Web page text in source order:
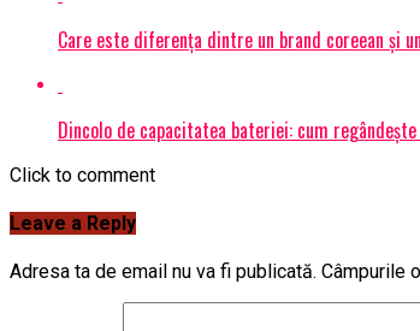
Care este diferența dintre un brand coreean și
Dincolo de capacitatea bateriei: cum
Click to comment
Leave a Reply
Adresa ta de email nu va fi publicată. Câmpurile